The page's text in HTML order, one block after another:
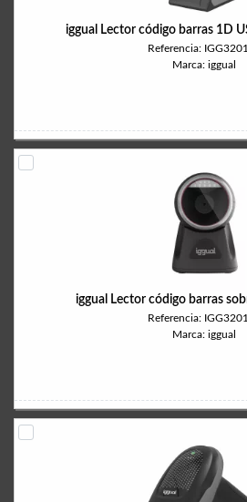
iggual Lector código barras 1D
Referencia:
Marca: iggual
iggual Lector código barras
Referencia:
Marca: iggual